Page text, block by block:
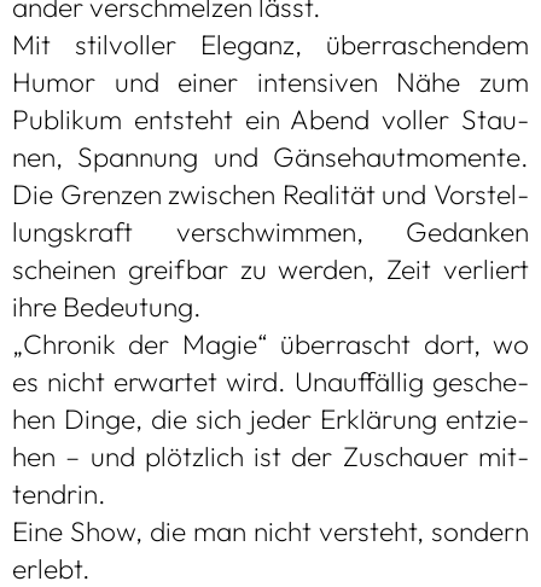
Mit stil­vol­ler Ele­ganz, über­ra­schen­dem
Humor und einer inten­si­ven Nähe zum
Publi­kum ent­steht ein Abend vol­ler Stau­
nen, Span­nung und Gän­se­haut­mo­mente.
Die Gren­zen zwi­schen Rea­li­tät und Vor­stel­
lungs­kraft ver­schwim­men, Gedan­ken
schei­nen greif­bar zu wer­den, Zeit ver­liert
ihre Bedeu­tung.
„Chro­nik der Magie“ über­rascht dort, wo
es nicht erwar­tet wird. Unauf­fäl­lig gesche­
hen Dinge, die sich jeder Erklä­rung ent­zie­
hen – und plötz­lich ist der Zuschauer mit­
ten­drin.
Eine Show, die man nicht ver­steht, son­dern
erlebt.